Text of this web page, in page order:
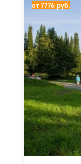
от 7776 руб.